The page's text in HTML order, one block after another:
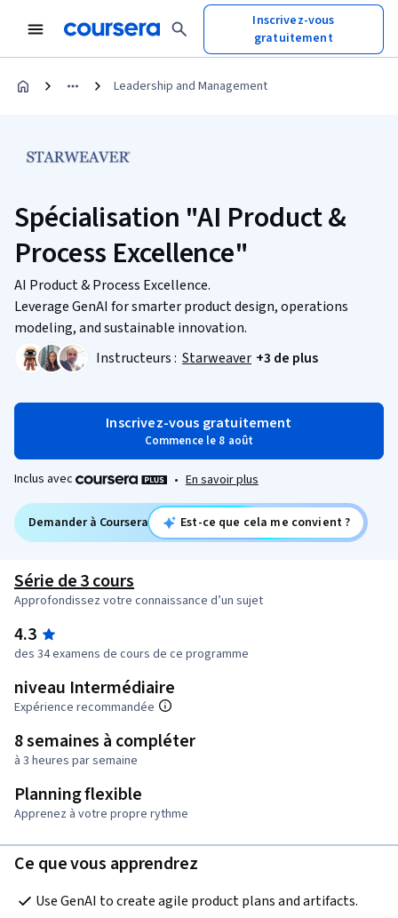
Inscrivez-vous
gratuitement
Leadership and Management
Spécialisation "AI Product &
Process Excellence"
AI Product & Process Excellence.
Leverage GenAI for smarter product design, operations
modeling, and sustainable innovation.
Instructeurs : Starweaver +3 de plus
Inscrivez-vous gratuitement
Commence le 8 août
Inclus avec • En savoir plus
Demander à Coursera Est-ce que cela me convient ?
Série de 3 cours
Approfondissez votre connaissance d’un sujet
4.3
des 34 examens de cours de ce programme
niveau Intermédiaire
Expérience recommandée
8 semaines à compléter
à 3 heures par semaine
Planning flexible
Apprenez à votre propre rythme
Ce que vous apprendrez
Use GenAI to create agile product plans and artifacts.